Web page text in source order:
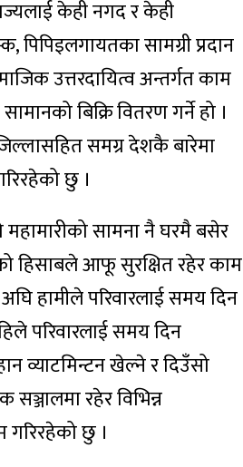
केही नगद र केही
पिपिइलगायतका सामग्री प्रदान
उत्तरदायित्व अन्तर्गत काम
बिक्रि वितरण गर्ने हो ।
समग्र देशकै बारेमा
छु ।
सामना नै घरमै बसेर
हिसाबले आफू सुरक्षित रहेर काम
अघि हामीले परिवारलाई समय दिन
परिवारलाई समय दिन
व्याटमिन्टन खेल्ने र दिउँसो
सञ्जालमा रहेर विभिन्न
छु ।